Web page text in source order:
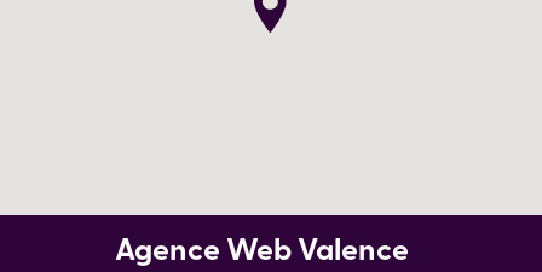
Agence Web Valence